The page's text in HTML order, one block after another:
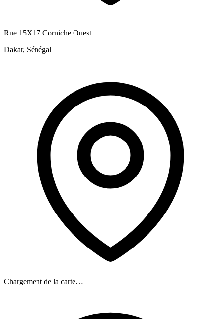
Rue 15X17 Corniche Ouest
Dakar, Sénégal
Chargement de la carte…